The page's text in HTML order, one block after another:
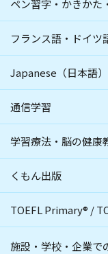
ペン習字・かきかた
フランス語・ドイツ
Japanese（日本語）
通信学習
学習療法・脳の健康
くもん出版
TOEFL Primary® /
施設・学校・企業で